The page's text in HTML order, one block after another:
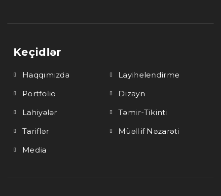
Keçidlər
Haqqımızda
Layihelendirme
Portfolio
Dizayn
Lahiyələr
Təmir-Tikinti
Tariflər
Müəllif Nəzarəti
Media